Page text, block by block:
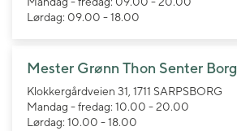
Lørdag: 09.00 - 18.00
Mester Grønn Thon Senter Borg
Klokkergårdveien 31, 1711 SARPSBORG
Mandag - fredag: 10.00 - 20.00
Lørdag: 10.00 - 18.00